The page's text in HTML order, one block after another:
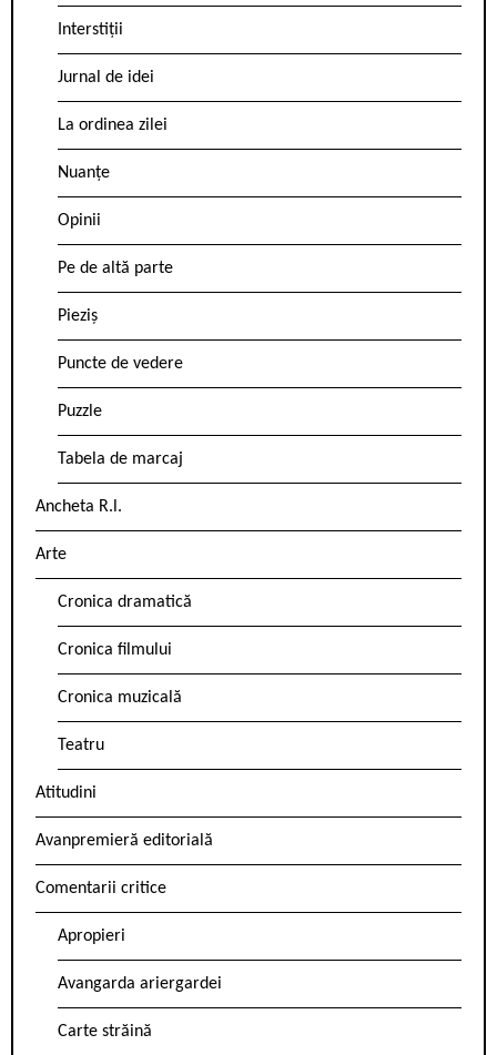
Interstiții
Jurnal de idei
La ordinea zilei
Nuanțe
Opinii
Pe de altă parte
Pieziș
Puncte de vedere
Puzzle
Tabela de marcaj
Ancheta R.l.
Arte
Cronica dramatică
Cronica filmului
Cronica muzicală
Teatru
Atitudini
Avanpremieră editorială
Comentarii critice
Apropieri
Avangarda ariergardei
Carte străină